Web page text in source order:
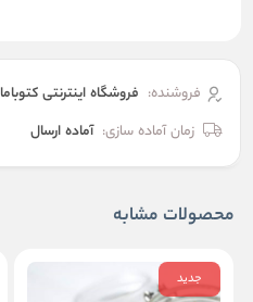
فروشنده: فروشگاه اینترنتی کتوباما
زمان آماده سازی: آماده ارسال
محصولات مشابه
جدید